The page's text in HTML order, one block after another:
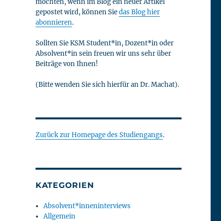
möchten, wenn im Blog ein neuer Artikel
gepostet wird, können Siedas Blog hier
abonnieren.
Sollten Sie KSM Student*in, Dozent*in oder
Absolvent*in sein freuen wir uns sehr über
Beiträge von Ihnen!
(Bitte wenden Sie sich hierfür an Dr. Machat).
Zurück zur Homepage des Studiengangs.
KATEGORIEN
Absolvent*inneninterviews
Allgemein